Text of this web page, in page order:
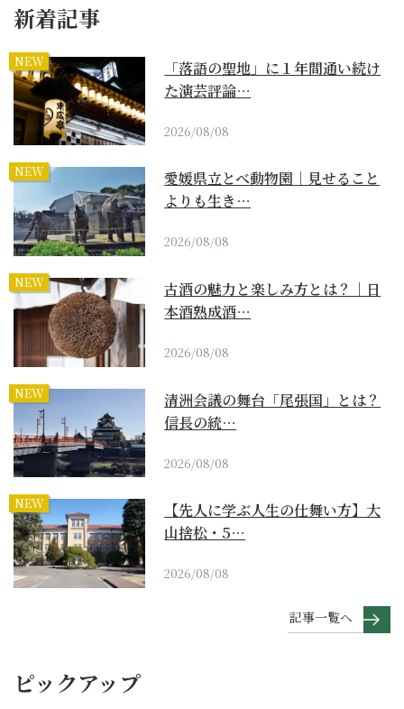
新着記事
NEW
「落語の聖地」に１年間通い続け
た演芸評論…
2026/08/08
NEW
愛媛県立とべ動物園｜見せること
よりも生き…
2026/08/08
NEW
古酒の魅力と楽しみ方とは？｜日
本酒熟成酒…
2026/08/08
NEW
清洲会議の舞台「尾張国」とは？
信長の統…
2026/08/08
NEW
【先人に学ぶ人生の仕舞い方】大
山捨松・5…
2026/08/08
記事一覧へ
ピックアップ